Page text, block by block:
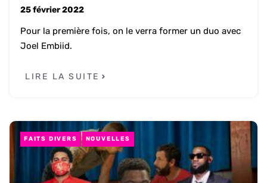
25 février 2022
Pour la première fois, on le verra former un duo avec
Joel Embiid.
LIRE LA SUITE
FAITS DIVERS NOUVELLES